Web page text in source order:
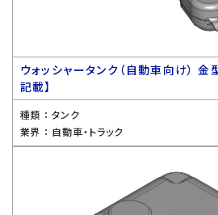
ウォッシャータンク（自動車向け）
記載】
種類 ： タンク
業界 ： 自動車・トラック